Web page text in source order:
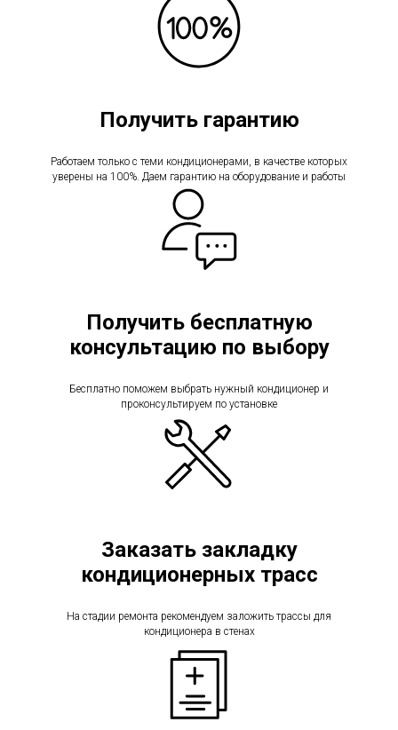
Получить гарантию
Работаем только с теми кондиционерами, в качестве которых
уверены на 100%. Даем гарантию на оборудование и работы
Получить бесплатную
консультацию по выбору
Бесплатно поможем выбрать нужный кондиционер и
проконсультируем по установке
Заказать закладку
кондиционерных трасс
На стадии ремонта рекомендуем заложить трассы для
кондиционера в стенах